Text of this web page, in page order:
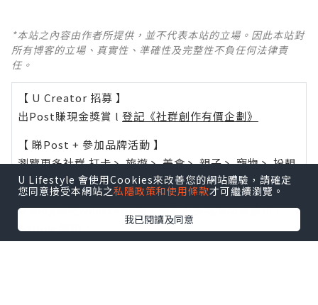
U Lifestyle 會使用Cookies來改善您的網站體驗，請確定
您同意接受本網站之私隱政策和使用條款才可繼續瀏覽。
我已閱讀及同意
*本站之內容由作者所提供，並不代表本站的立場。因此本站對
所有博客的立場、真實性、準確性及完整性不負任何法律責
任。
【 U Creator 招募 】
出Post賺現金獎賞 l 登記《社群創作有價企劃》
【 睇Post + 參加品牌活動 】
瀏覽更多社群打卡丶旅遊丶美食丶親子丶寵物丶扮靚
攻略及活動情報
U Blog開咗WhatsApp啦！發掘更多吃喝玩樂資訊！
Follow 我哋！